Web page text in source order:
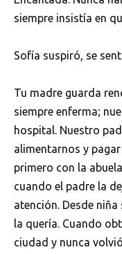
siempre insistía en
Sofía suspiró, se
Tu madre guarda
siempre enferma;
hospital. Nuestro
alimentarnos y
primero con la
cuando el padre la
atención. Desde
la quería. Cuando
ciudad y nunca